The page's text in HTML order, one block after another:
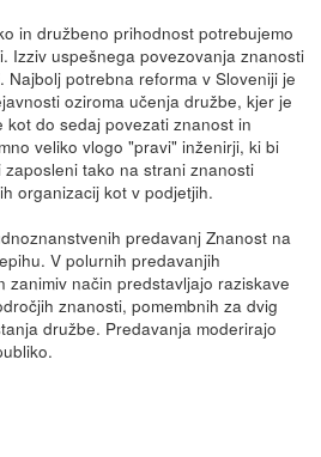
in družbeno prihodnost potrebujemo
Izziv uspešnega povezovanja znanosti
potrebna reforma v Sloveniji je
oziroma učenja družbe, kjer je
do sedaj povezati znanost in
veliko vlogo "pravi" inženirji, ki bi
tako na strani znanosti
organizacij kot v podjetjih.
predavanj Znanost na
V polurnih predavanjih
zanimiv način predstavljajo raziskave
znanosti, pomembnih za dvig
družbe. Predavanja moderirajo